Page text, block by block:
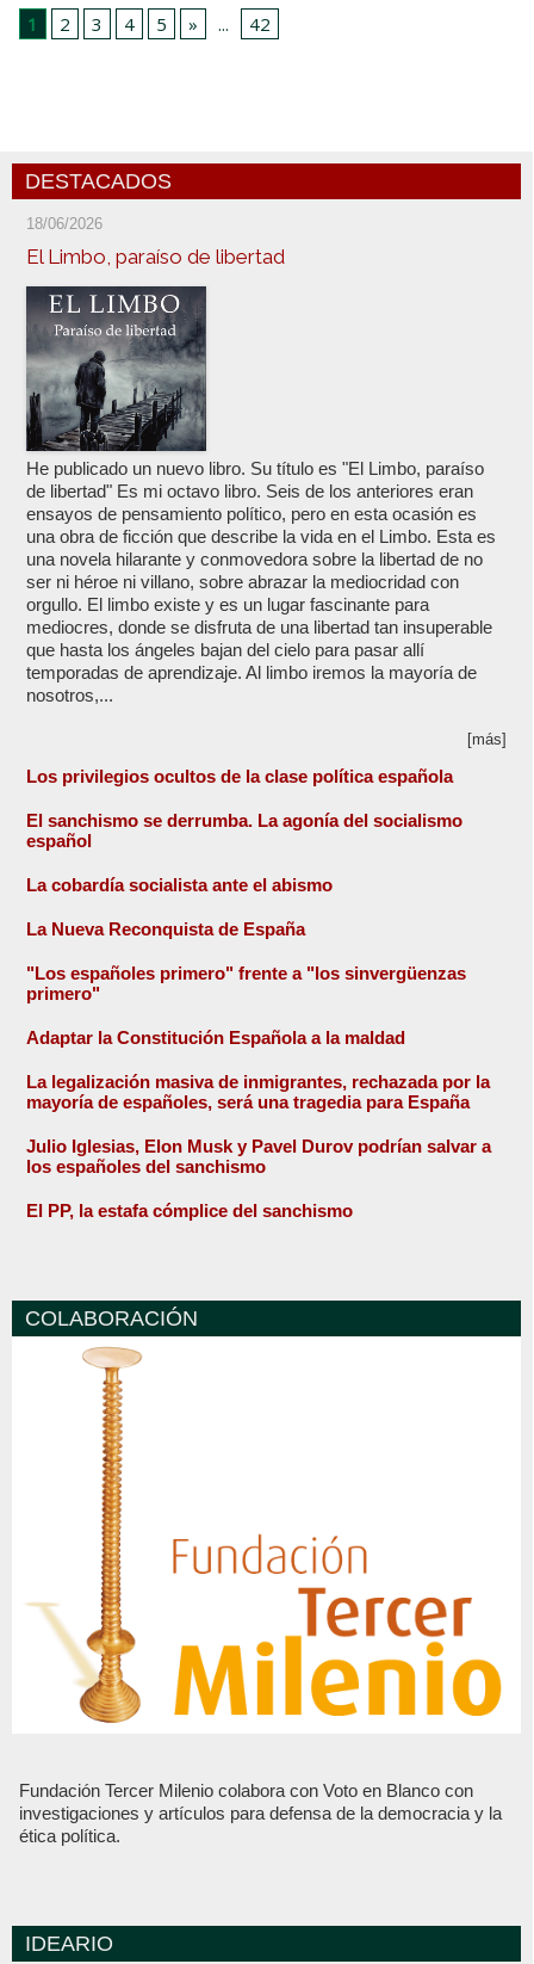
1
2 3 4 5 » ... 42
DESTACADOS
18/06/2026
El Limbo, paraíso de libertad
He publicado un nuevo libro. Su título es "El Limbo, paraíso
de libertad" Es mi octavo libro. Seis de los anteriores eran
ensayos de pensamiento político, pero en esta ocasión es
una obra de ficción que describe la vida en el Limbo. Esta es
una novela hilarante y conmovedora sobre la libertad de no
ser ni héroe ni villano, sobre abrazar la mediocridad con
orgullo. El limbo existe y es un lugar fascinante para
mediocres, donde se disfruta de una libertad tan insuperable
que hasta los ángeles bajan del cielo para pasar allí
temporadas de aprendizaje. Al limbo iremos la mayoría de
nosotros,...
[más]
Los privilegios ocultos de la clase política española
El sanchismo se derrumba. La agonía del socialismo
español
La cobardía socialista ante el abismo
La Nueva Reconquista de España
"Los españoles primero" frente a "los sinvergüenzas
primero"
Adaptar la Constitución Española a la maldad
La legalización masiva de inmigrantes, rechazada por la
mayoría de españoles, será una tragedia para España
Julio Iglesias, Elon Musk y Pavel Durov podrían salvar a
los españoles del sanchismo
El PP, la estafa cómplice del sanchismo
COLABORACIÓN
Fundación Tercer Milenio colabora con Voto en Blanco con
investigaciones y artículos para defensa de la democracia y la
ética política.
IDEARIO